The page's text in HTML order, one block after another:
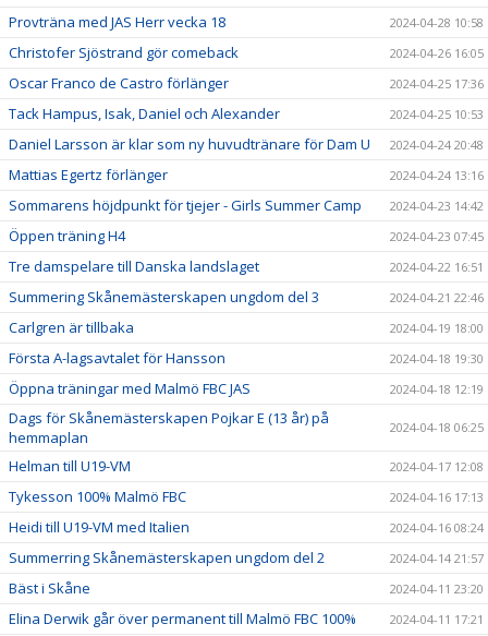
Provträna med JAS Herr vecka 18
2024-04-28 10:58
Christofer Sjöstrand gör comeback 2024-04-26 16:05
Oscar Franco de Castro förlänger 2024-04-25 17:36
Tack Hampus, Isak, Daniel och Alexander 2024-04-25 10:53
Daniel Larsson är klar som ny huvudtränare för Dam U 2024-04-24 20:48
Mattias Egertz förlänger 2024-04-24 13:16
Sommarens höjdpunkt för tjejer - Girls Summer Camp 2024-04-23 14:42
Öppen träning H4 2024-04-23 07:45
Tre damspelare till Danska landslaget 2024-04-22 16:51
Summering Skånemästerskapen ungdom del 3 2024-04-21 22:46
Carlgren är tillbaka 2024-04-19 18:00
Första A-lagsavtalet för Hansson 2024-04-18 19:30
Öppna träningar med Malmö FBC JAS 2024-04-18 12:19
Dags för Skånemästerskapen Pojkar E (13 år) på
hemmaplan
2024-04-18 06:25
Helman till U19-VM 2024-04-17 12:08
Tykesson 100% Malmö FBC 2024-04-16 17:13
Heidi till U19-VM med Italien 2024-04-16 08:24
Summerring Skånemästerskapen ungdom del 2 2024-04-14 21:57
Bäst i Skåne 2024-04-11 23:20
Elina Derwik går över permanent till Malmö FBC 100% 2024-04-11 17:21